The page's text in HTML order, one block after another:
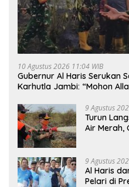
10 Agustus 2026 11:04 WIB
Gubernur Al Haris Serukan
Karhutla Jambi: “Mohon
9 Agustus
Turun
Air Merah,
9 Agustus
Al Haris
Pelari di